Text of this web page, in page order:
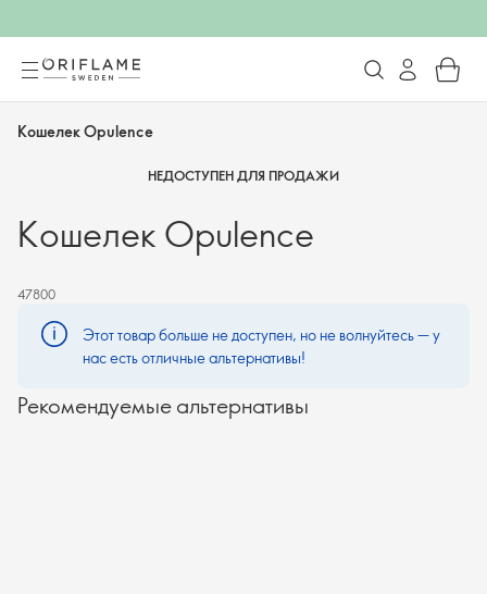
Кошелек Opulence
НЕДОСТУПЕН ДЛЯ ПРОДАЖИ
Кошелек Opulence
47800
Этот товар больше не доступен, но не волнуйтесь — у
нас есть отличные альтернативы!
Рекомендуемые альтернативы